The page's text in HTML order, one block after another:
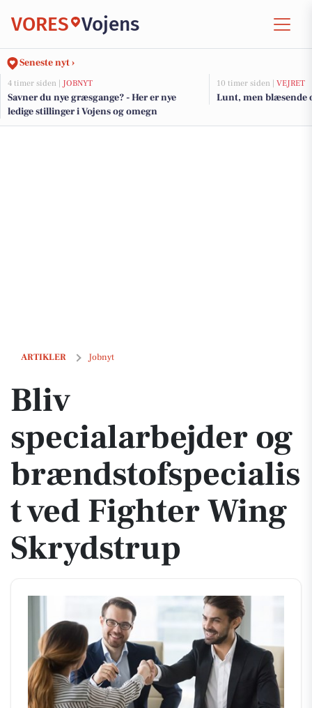
VORES Vojens
Seneste nyt ›
4 timer siden | JOBNYT
Savner du nye græsgange? - Her er nye
ledige stillinger i Vojens og omegn
10 timer siden | VEJRET
Lunt, men blæsende
ARTIKLER Jobnyt
Bliv specialarbejder og brændstofspecialist ved Fighter Wing
Bliv
specialarbejder og
brændstofspecialis
t ved Fighter Wing
Skrydstrup